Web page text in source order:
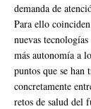
demanda de
Para ello
nuevas
más autonomía a
puntos que se han
concretamente
retos de salud del